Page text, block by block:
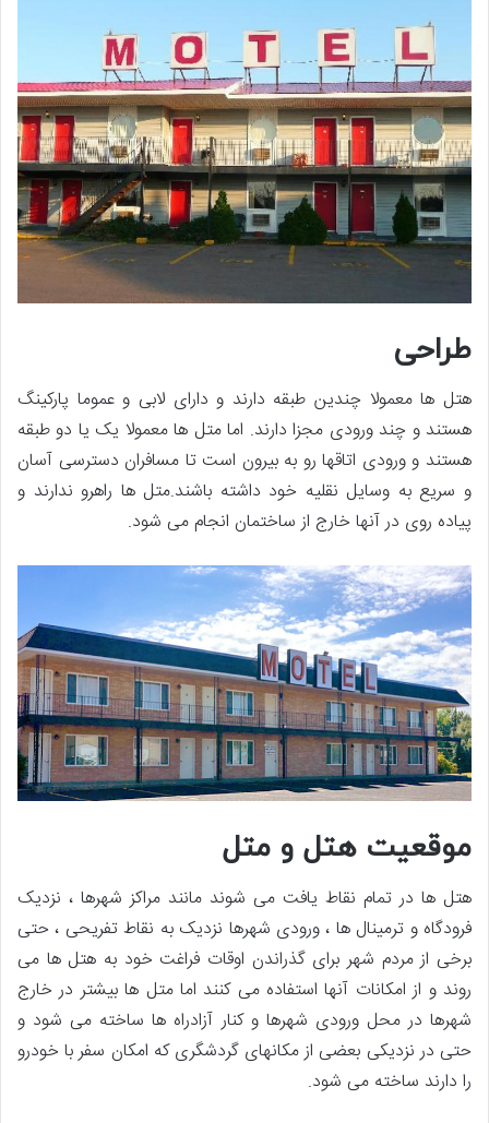
طراحی
هتل ها معمولا چندین طبقه دارند و دارای لابی و عموما پارکینگ
هستند و چند ورودی مجزا دارند. اما متل ها معمولا یک یا دو طبقه
هستند و ورودی اتاقها رو به بیرون است تا مسافران دسترسی آسان
و سریع به وسایل نقلیه خود داشته باشند.متل ها راهرو ندارند و
پیاده روی در آنها خارج از ساختمان انجام می شود.
موقعیت هتل و متل
هتل ها در تمام نقاط یافت می شوند مانند مراکز شهرها ، نزدیک
فرودگاه و ترمینال ها ، ورودی شهرها نزدیک به نقاط تفریحی ، حتی
برخی از مردم شهر برای گذراندن اوقات فراغت خود به هتل ها می
روند و از امکانات آنها استفاده می کنند اما متل ها بیشتر در خارج
شهرها در محل ورودی شهرها و کنار آزادراه ها ساخته می شود و
حتی در نزدیکی بعضی از مکانهای گردشگری که امکان سفر با خودرو
را دارند ساخته می شود.